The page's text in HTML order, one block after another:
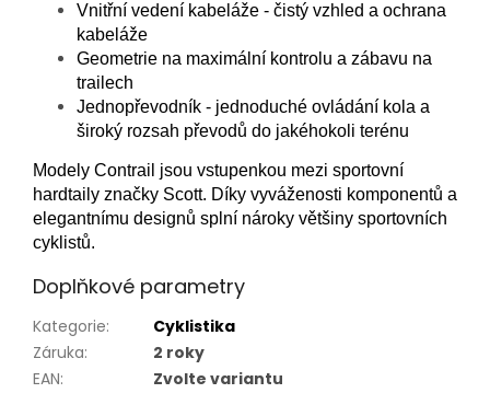
Vnitřní vedení kabeláže - čistý vzhled a ochrana
kabeláže
Geometrie na maximální kontrolu a zábavu na
trailech
Jednopřevodník - jednoduché ovládání kola a
široký rozsah převodů do jakéhokoli terénu
Modely Contrail jsou vstupenkou mezi sportovní
hardtaily značky Scott. Díky vyváženosti komponentů a
elegantnímu designů splní nároky většiny sportovních
cyklistů.
Doplňkové parametry
Kategorie:
Cyklistika
Záruka:
2 roky
EAN:
Zvolte variantu